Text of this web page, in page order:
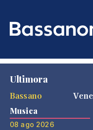
Ultimora
Bassano
Musica
08 ago 2026